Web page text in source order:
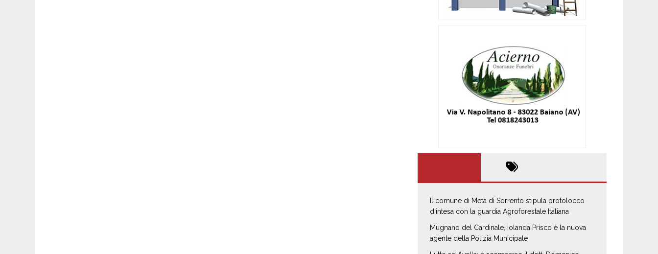
Il comune di Meta di Sorrento stipula protolocco
d’intesa con la guardia Agroforestale Italiana
Mugnano del Cardinale, Iolanda Prisco è la nuova
agente della Polizia Municipale